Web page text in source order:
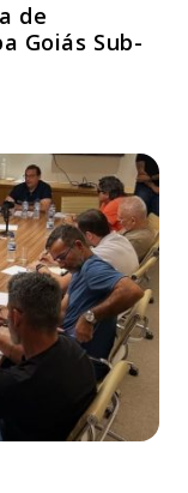
de
Goiás Sub-